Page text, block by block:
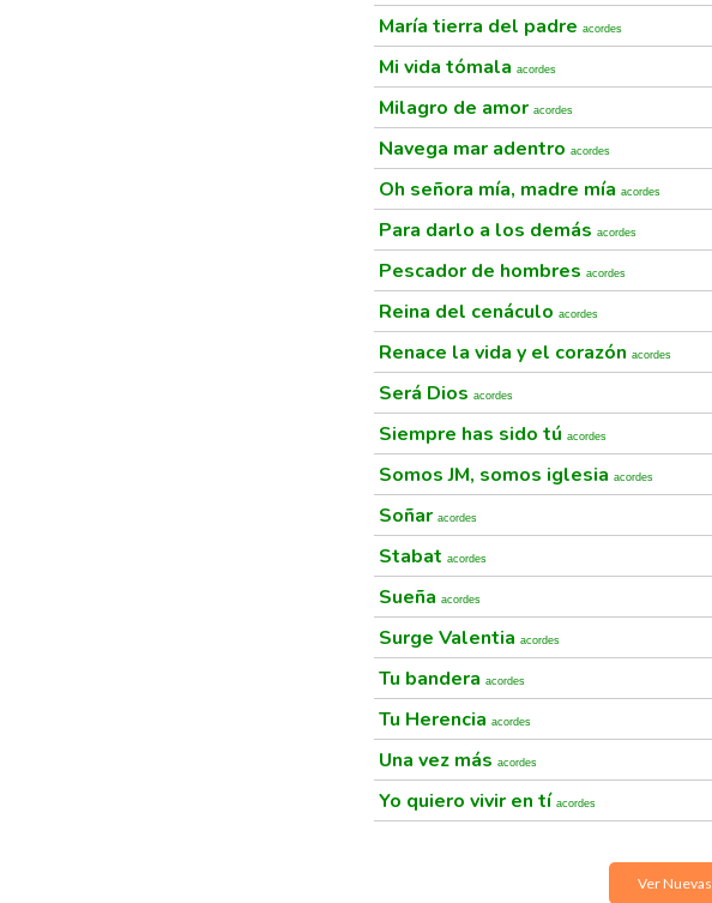
María tierra del padre acordes
Mi vida tómala acordes
Milagro de amor acordes
Navega mar adentro acordes
Oh señora mía, madre mía acordes
Para darlo a los demás acordes
Pescador de hombres acordes
Reina del cenáculo acordes
Renace la vida y el corazón acordes
Será Dios acordes
Siempre has sido tú acordes
Somos JM, somos iglesia acordes
Soñar acordes
Stabat acordes
Sueña acordes
Surge Valentia acordes
Tu bandera acordes
Tu Herencia acordes
Una vez más acordes
Yo quiero vivir en tí acordes
Ver Nuevas